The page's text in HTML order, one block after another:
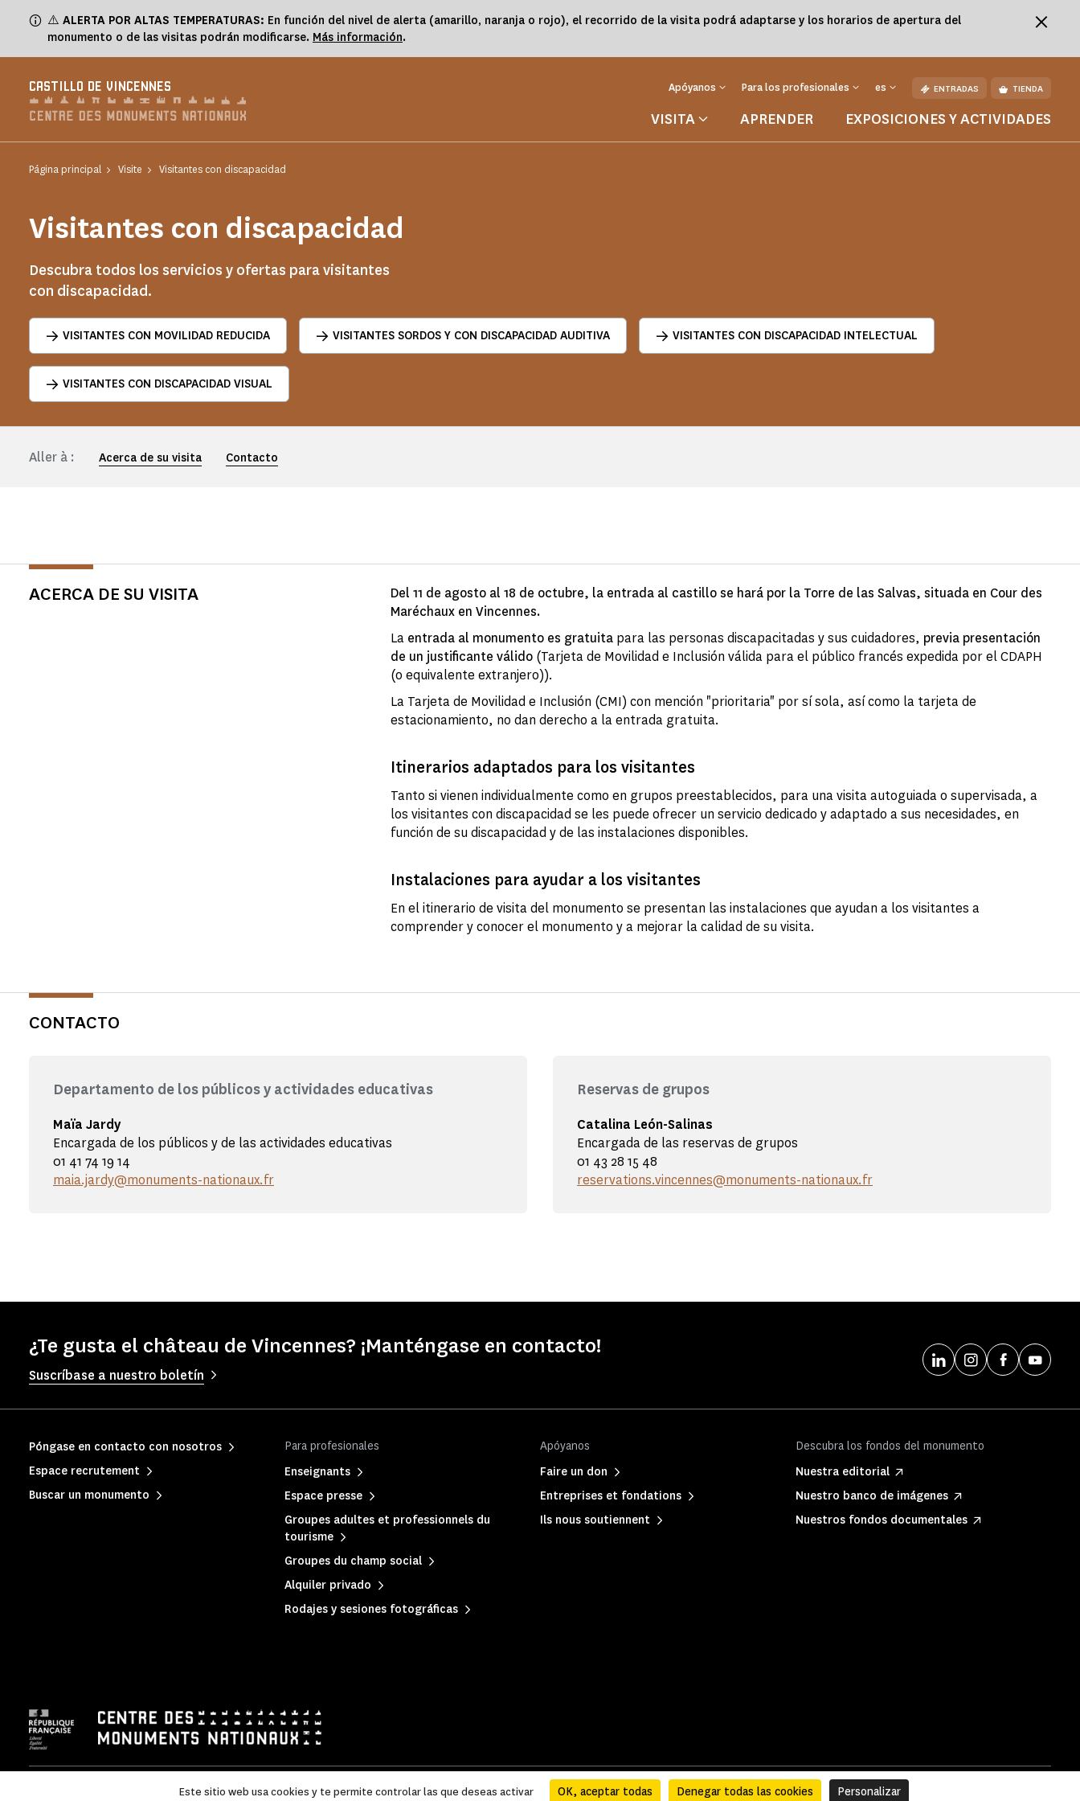
⚠️ ALERTA POR ALTAS TEMPERATURAS: En función del nivel de alerta (amarillo, naranja o rojo), el recorrido de la visita podrá adaptarse y los horarios de apertura del
monumento o de las visitas podrán modificarse. Más información.
CASTILLO DE VINCENNES Apóyanos Para los profesionales es ENTRADAS TIENDA
VISITA APRENDER EXPOSICIONES Y ACTIVIDADES
Página principal Visite Visitantes con discapacidad
Visitantes con discapacidad
Descubra todos los servicios y ofertas para visitantes
con discapacidad.
VISITANTES CON MOVILIDAD REDUCIDA VISITANTES SORDOS Y CON DISCAPACIDAD AUDITIVA VISITANTES CON DISCAPACIDAD INTELECTUAL
VISITANTES CON DISCAPACIDAD VISUAL
Aller à : Acerca de su visita Contacto
ACERCA DE SU VISITA
Del 11 de agosto al 18 de octubre, la entrada al castillo se hará por la Torre de las Salvas, situada en Cour des
Maréchaux en Vincennes.
La entrada al monumento es gratuita para las personas discapacitadas y sus cuidadores, previa presentación
de un justificante válido (Tarjeta de Movilidad e Inclusión válida para el público francés expedida por el CDAPH
(o equivalente extranjero)).
La Tarjeta de Movilidad e Inclusión (CMI) con mención "prioritaria" por sí sola, así como la tarjeta de
estacionamiento, no dan derecho a la entrada gratuita.
Itinerarios adaptados para los visitantes
Tanto si vienen individualmente como en grupos preestablecidos, para una visita autoguiada o supervisada, a
los visitantes con discapacidad se les puede ofrecer un servicio dedicado y adaptado a sus necesidades, en
función de su discapacidad y de las instalaciones disponibles.
Instalaciones para ayudar a los visitantes
En el itinerario de visita del monumento se presentan las instalaciones que ayudan a los visitantes a
comprender y conocer el monumento y a mejorar la calidad de su visita.
CONTACTO
Departamento de los públicos y actividades educativas
Maïa Jardy
Encargada de los públicos y de las actividades educativas
01 41 74 19 14
maia.jardy@monuments-nationaux.fr
Reservas de grupos
Catalina León-Salinas
Encargada de las reservas de grupos
01 43 28 15 48
reservations.vincennes@monuments-nationaux.fr
¿Te gusta el château de Vincennes? ¡Manténgase en contacto!
Suscríbase a nuestro boletín
Para profesionales
Enseignants
Espace presse
Groupes adultes et professionnels du
tourisme
Groupes du champ social
Alquiler privado
Rodajes y sesiones fotográficas
Apóyanos
Faire un don
Entreprises et fondations
Ils nous soutiennent
Descubra los fondos del monumento
Nuestra editorial
Nuestro banco de imágenes
Nuestros fondos documentales
Póngase en contacto con nosotros
Espace recrutement
Buscar un monumento
Política de privacidad | Información legal y administrativa | Mapa del sitio
Este sitio web usa cookies y te permite controlar las que deseas activar OK, aceptar todas Denegar todas las cookies Personalizar